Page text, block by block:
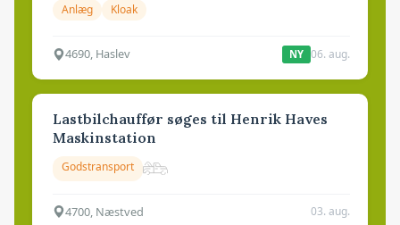
Anlæg Kloak
4690, Haslev NY 06. aug.
Lastbilchauffør søges til Henrik Haves
Maskinstation
Godstransport
4700, Næstved 03. aug.